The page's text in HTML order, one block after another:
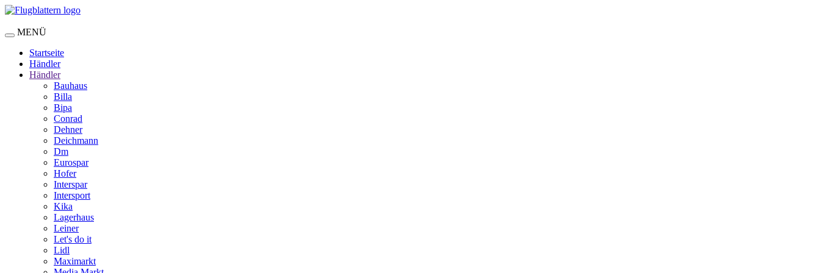
MENÜ
Startseite
Händler
Händler
Bauhaus
Billa
Bipa
Conrad
Dehner
Deichmann
Dm
Eurospar
Hofer
Interspar
Intersport
Kika
Lagerhaus
Leiner
Let's do it
Lidl
Maximarkt